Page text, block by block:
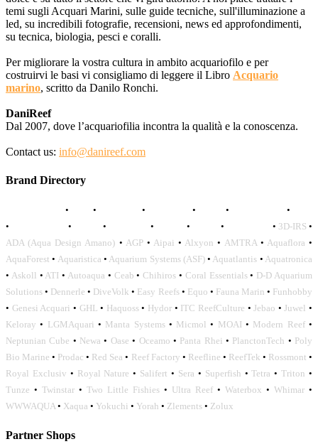
temi sugli Acquari Marini, sulle guide tecniche, sull'illuminazione a
led, su incredibili fotografie, recensioni, news ed approfondimenti,
su tecnica, biologia, pesci e coralli.
Per migliorare la vostra cultura in ambito acquariofilo e per
costruirvi le basi vi consigliamo di leggere il Libro Acquario
marino, scritto da Danilo Ronchi.
DaniReef
Dal 2007, dove l’acquariofilia incontra la qualità e la conoscenza.
Contact us: info@danireef.com
Brand Directory
• • • • • •
•
• • • • • • 3D-IRS •
ADA (Aqua Design Amano) • AGP• Aipai • Alxyon • AMTRA• Aquaflora •
AquaForest • Aquaristica • Aquarium Systems (ASF)• Aquatlantis • Aquatronica
• Askoll • ATI • Autoaqua • Ceab • Chihiros • Coral Essentials• D-D Aquarium
Solutions • Dennerle • DiveVolk • Easy Reefs• Equo • Fauna Marin • Funhobby
• Genesi Acquari • GHL • Haquoss• Hydor • ITC ReefCulture •Jebao •Juwel •
Keloray • LGMAquari • Manta Systems• Micmol • MOAI • Modern Reef•
Neptunian Cube • Newa • Oase • Oceamo • Panta Rhei • PlanctonTech • Poly
Bio Marine • Prodac • Red Sea • Reef Factory • Reefline • ReefTek • Rossmont •
Royal Exclusiv • Royal Nature • Salifert • Sera • Superfish •Tetra •Triton •
Tunze • Twinstar • Two Little Fishies • Ultra Reef • Waterbox • Whimar •
WWWAQUA • Xaqua • Yokuchi • Yorah • Zlements • Zolux
Partner Shops